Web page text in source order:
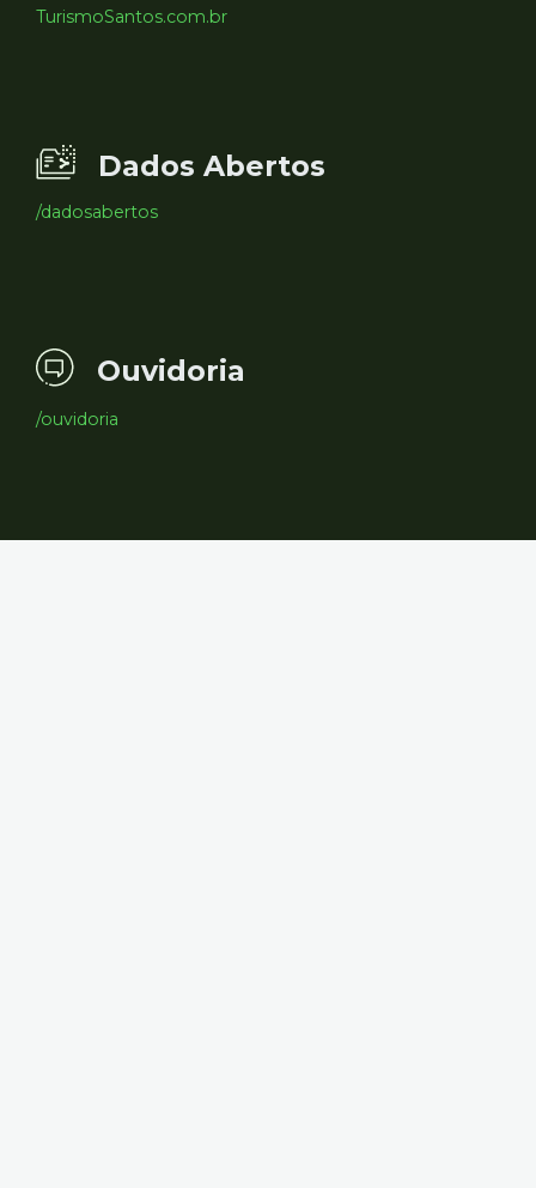
TurismoSantos.com.br
Dados Abertos
/dadosabertos
Ouvidoria
/ouvidoria